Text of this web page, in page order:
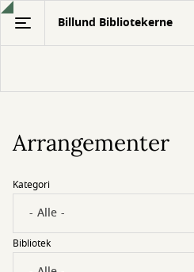
Gå
hovedindhold
Billund Bibliotekerne
Arrangementer
Kategori
Bibliotek